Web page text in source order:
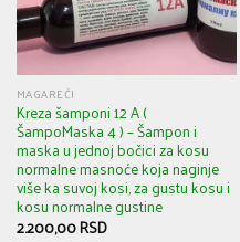
MAGAREĆI
Kreza šamponi 12 A (
ŠampoMaska 4 ) – Šampon i
maska u jednoj bočici za kosu
normalne masnoće koja naginje
više ka suvoj kosi, za gustu kosu i
kosu normalne gustine
2.200,00RSD